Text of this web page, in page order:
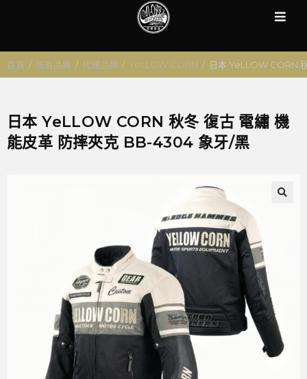
首頁 / 所有品牌 / 代理品牌 / YeLLOW CORN / 日本 YeLLOW CORN
日本 YeLLOW CORN 秋冬 復古 電繡 機
能皮革 防摔夾克 BB-4304 象牙/黑